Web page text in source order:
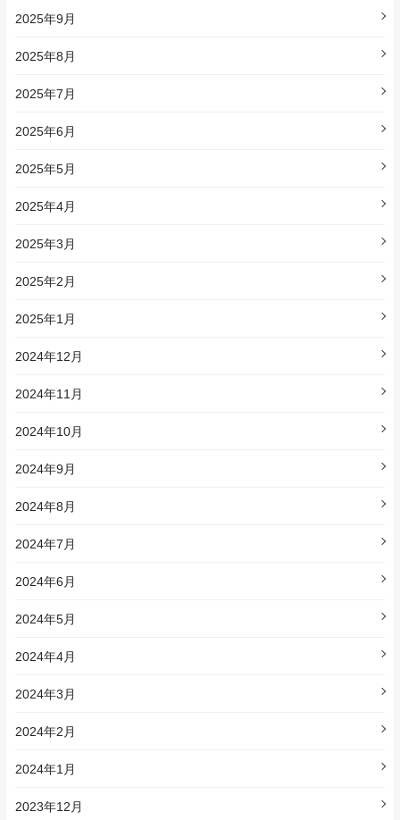
2025年9月
2025年8月
2025年7月
2025年6月
2025年5月
2025年4月
2025年3月
2025年2月
2025年1月
2024年12月
2024年11月
2024年10月
2024年9月
2024年8月
2024年7月
2024年6月
2024年5月
2024年4月
2024年3月
2024年2月
2024年1月
2023年12月